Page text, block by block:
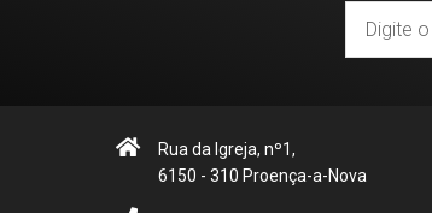
Rua da Igreja, nº1,
6150 - 310 Proença-a-Nova